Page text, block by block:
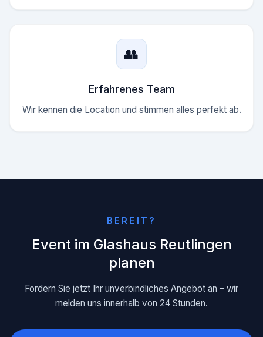
👥
Erfahrenes Team
Wir kennen die Location und stimmen alles perfekt ab.
BEREIT?
Event im Glashaus Reutlingen
planen
Fordern Sie jetzt Ihr unverbindliches Angebot an – wir
melden uns innerhalb von 24 Stunden.